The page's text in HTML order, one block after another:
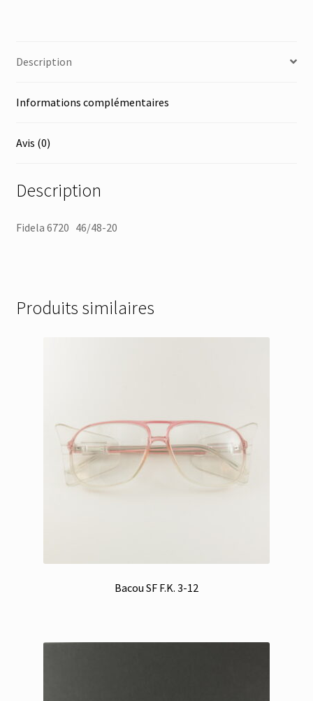
Description
Informations complémentaires
Avis (0)
Description
Fidela 6720 46/48-20
Produits similaires
Bacou SF F.K. 3-12